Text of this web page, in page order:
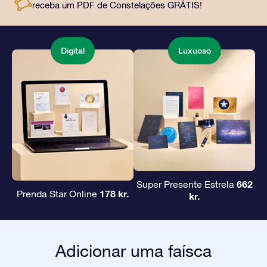
amigos e entes queridos.
receba um PDF de Constelações GRÁTIS!
Digital
Prenda Star Online 178 kr.
Luxuoso
Super Presente Estrela 662
kr.
Adicionar uma faísca